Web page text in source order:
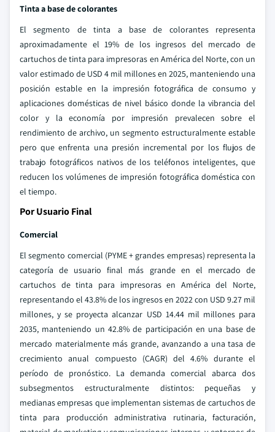
Tinta a base de colorantes
El segmento de tinta a base de colorantes representa
aproximadamente el 19% de los ingresos del mercado de
cartuchos de tinta para impresoras en América del Norte, con un
valor estimado de USD 4 mil millones en 2025, manteniendo una
posición estable en la impresión fotográfica de consumo y
aplicaciones domésticas de nivel básico donde la vibrancia del
color y la economía por impresión prevalecen sobre el
rendimiento de archivo, un segmento estructuralmente estable
pero que enfrenta una presión incremental por los flujos de
trabajo fotográficos nativos de los teléfonos inteligentes, que
reducen los volúmenes de impresión fotográfica doméstica con
el tiempo.
Por Usuario Final
Comercial
El segmento comercial (PYME + grandes empresas) representa la
categoría de usuario final más grande en el mercado de
cartuchos de tinta para impresoras en América del Norte,
representando el 43.8% de los ingresos en 2022 con USD 9.27 mil
millones, y se proyecta alcanzar USD 14.44 mil millones para
2035, manteniendo un 42.8% de participación en una base de
mercado materialmente más grande, avanzando a una tasa de
crecimiento anual compuesto (CAGR) del 4.6% durante el
período de pronóstico. La demanda comercial abarca dos
subsegmentos estructuralmente distintos: pequeñas y
medianas empresas que implementan sistemas de cartuchos de
tinta para producción administrativa rutinaria, facturación,